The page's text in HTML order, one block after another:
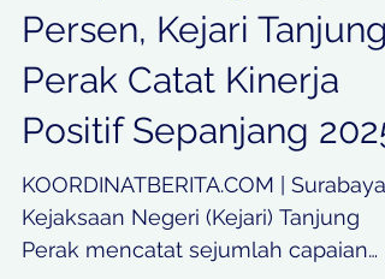
Lampaui Target 357
Persen, Kejari Tanjung
Perak Catat Kinerja
Positif Sepanjang 2025
KOORDINATBERITA.COM | Surabaya
Kejaksaan Negeri (Kejari) Tanjung